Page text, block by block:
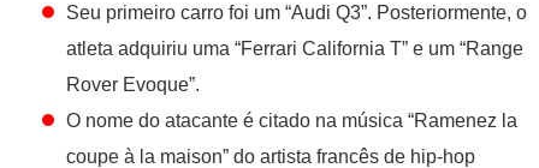
Seu primeiro carro foi um “Audi Q3”. Posteriormente, o
atleta adquiriu uma “Ferrari California T” e um “Range
Rover Evoque”.
O nome do atacante é citado na música “Ramenez la
coupe à la maison” do artista francês de hip-hop